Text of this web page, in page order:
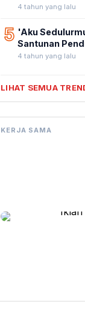
4 tahun yang lalu
5 'Aku
Santunan
4 tahun yang lalu
LIHAT SEMUA
KERJA SAMA